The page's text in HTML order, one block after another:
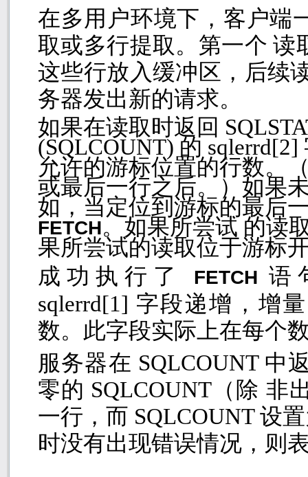
在多用户环境下，客户端
取或多行提取。第一个 读
这些行放入缓冲区，后续
务器发出新的请求。
如果在读取时返回
(SQLCOUNT) 的 sqlerrd[2]
允许的游标位置的行数。
或最后一行之后。）如果
如，当定位到游标的最后
FETCH。如果所尝试 的读
果所尝试的读取位于游标
成功执行了
FETCH语
sqlerrd[1] 字段递增，增
数。此字段实际上在每个
服务器在 SQLCOUNT 中
零的 SQLCOUNT （除 非
一行，而 SQLCOUNT设
时没有出现错误情况，则